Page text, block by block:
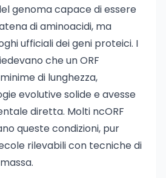
genoma capace di essere
di aminoacidi, ma
ufficiali dei geni proteici. I
che un ORF
di lunghezza,
evolutive solide e avesse
diretta. Molti ncORF
queste condizioni, pur
rilevabili con tecniche di